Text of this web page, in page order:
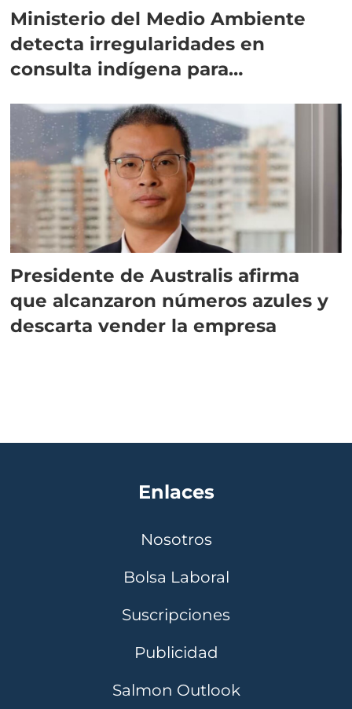
Ministerio del Medio Ambiente
detecta irregularidades en
consulta indígena para
Presidente de Australis afirma
que alcanzaron números azules y
descarta vender la empresa
Enlaces
Nosotros
Bolsa Laboral
Suscripciones
Publicidad
Salmon Outlook